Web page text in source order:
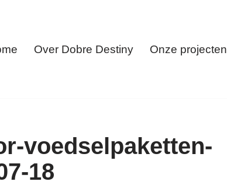
Over Dobre Destiny Onze projecten
voedselpaketten-
18